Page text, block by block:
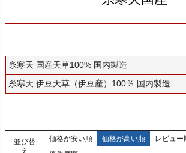
糸寒天 国産天草100% 国内製造
糸寒天 伊豆天草（伊豆産）100％ 国内製造
並び替
え
価格が安い順 価格が高い順 レビュー